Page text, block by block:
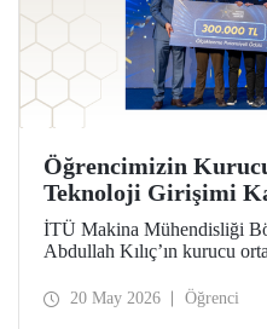
Öğrencimizin
Teknoloji Girişimi
Yarının Teknoloji
“Ölçeklenme
İTÜ Makina Mühendisliği
Abdullah Kılıç’ın kurucu
Potansiyeli Ödülü”nün
20 May 2026 Öğrenci